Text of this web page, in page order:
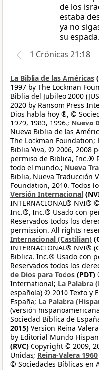
de los
estaba
ya no
su espada.
1 Crónicas 21:18
La Biblia de las Américas
1997 by The Lockman
Biblia del Jubileo 2000
2020 by Ransom Press
Dios habla hoy ®, ©
1979, 1983, 1996.; Nueva
Nueva Biblia de las
The Lockman Foundation;
Biblia Viva, © 2006, 2008
permiso de Biblica, Inc.®
todo el mundo.; Nueva
Biblia, Nueva Traducción
Foundation, 2010. Todos
Versión Internacional
INTERNACIONAL® NVI®
Inc.®, Inc.® Usado con
Reservados todos los
permission. All rights
Internacional (Castilian)
INTERNACIONAL® NVI®
Biblica, Inc.® Usado con
Reservados todos los
de Dios para Todos (PDT)
International; La Palabra
española) © 2010 Texto y
España; La Palabra
(versión
Sociedad Bíblica de
2015) Version Reina
by Editorial Mundo
(RVC) Copyright © 2009,
Unidas; Reina-Valera 1960
© Sociedades Bíblicas en